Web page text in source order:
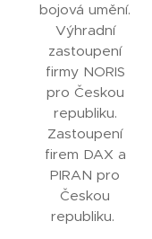
bojová umění.
Výhradní
zastoupení
firmy NORIS
pro Českou
republiku.
Zastoupení
firem DAX a
PIRAN pro
Českou
republiku.